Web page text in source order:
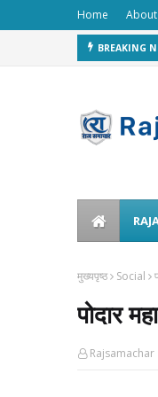
Home About
BREAKING
मुख्यपृष्ठ Social
पोदार
Rajsamachar